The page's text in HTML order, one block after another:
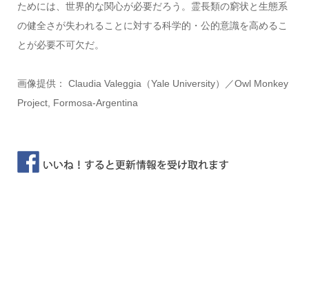
ためには、世界的な関心が必要だろう。霊長類の窮状と生態系
の健全さが失われることに対する科学的・公的意識を高めるこ
とが必要不可欠だ。
画像提供： Claudia Valeggia（Yale University）／Owl Monkey
Project, Formosa-Argentina